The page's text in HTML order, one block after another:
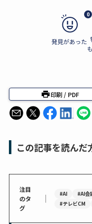
0
発見があった
印刷 / PDF
この記事を読んだ
注目
のタ
グ
｜ #AI #AI会
#テレビCM